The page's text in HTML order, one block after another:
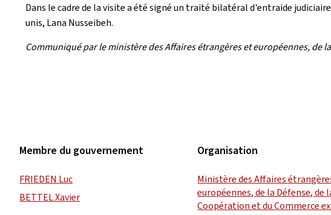
Dans le cadre de la visite a été signé un traité bilatéral d'entraide
unis, Lana Nusseibeh.
Communiqué par le ministère des Affaires étrangères et européennes, de
Membre du gouvernement
FRIEDEN Luc
BETTEL Xavier
Organisation
Ministère des Affaires
européennes, de la Défense, de
Coopération et du Commerce